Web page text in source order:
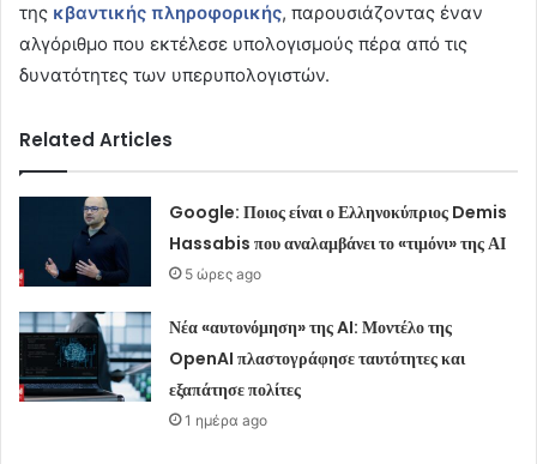
της κβαντικής πληροφορικής, παρουσιάζοντας έναν
αλγόριθμο που εκτέλεσε υπολογισμούς πέρα από τις
δυνατότητες των υπερυπολογιστών.
Related Articles
Google: Ποιος είναι ο Ελληνοκύπριος Demis
Hassabis που αναλαμβάνει το «τιμόνι» της ΑΙ
5 ώρες ago
Νέα «αυτονόμηση» της AI: Μοντέλο της
OpenAI πλαστογράφησε ταυτότητες και
εξαπάτησε πολίτες
1 ημέρα ago